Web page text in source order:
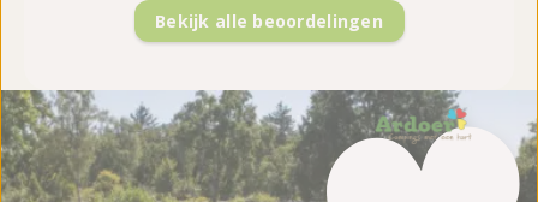
Bekijk alle beoordelingen